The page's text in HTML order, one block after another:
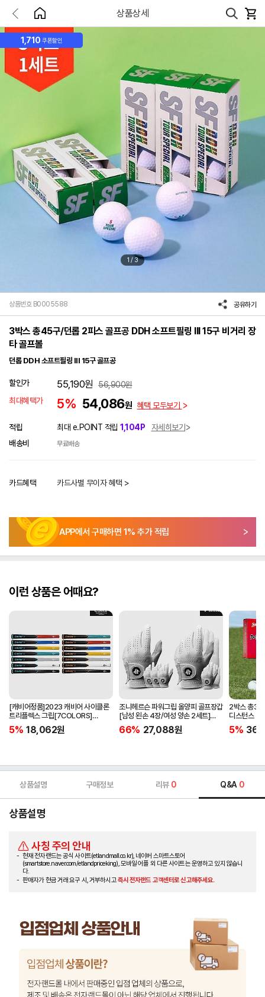
상품상세
1,710 쿠폰할인
1 / 3
상품번호 B0005588 공유하기
3박스 총45구/던롭 2피스 골프공 DDH 소프트필링 III 15구 비거리 장
타 골프볼
던롭 DDH 소프트필링 III 15구 골프공
할인가 55,190원 56,900원
최대혜택가
5% 54,086원 혜택 모두보기
적립 최대 e.POINT 적립 1,104P
자세히보기
배송비
무료배송
카드혜택 카드사별 무이자 혜택 >
APP에서 구매하면 1% 추가 적립
이런 상품은 어때요?
[캐비어정품]2023 캐비어 사이클론
트리플렉스 그립[7COLORS]
[라운드][39g/42g/46g/50g]
[R/S 토크]
5% 18,062원
조니헤르슨 파워그립 올양피 골프장갑
[남성 왼손 4장/여성 양손 2세트]
[화이트][케이스포함]
66% 27,088원
2박스 총30
디스턴스 2
5%
상품설명 구매정보 리뷰 0 Q&A 0
상품설명
사칭 주의 안내
현재 전자랜드는 공식 사이트(etlandmall.co.kr), 네이버 스마트스토어
(smartstore.naver.com/etlandpriceking), 모바일 어플 외 다른 사이트는 운영하고 있지 않습니
다.
판매자가 현금 거래 요구 시, 거부하시고즉시 전자랜드 고객센터로 신고해주세요.